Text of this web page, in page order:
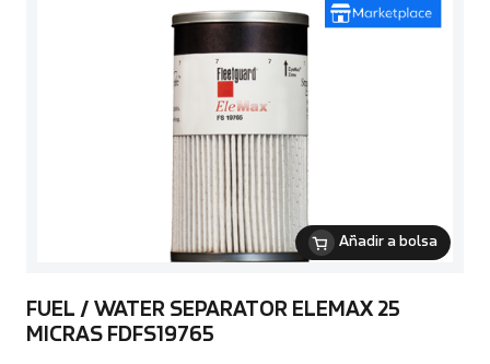
Añadir a bolsa
FUEL / WATER SEPARATOR ELEMAX 25
MICRAS FDFS19765